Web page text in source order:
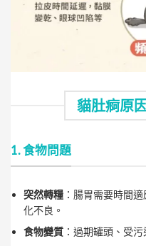
貓肚痾原
1. 食物問題
突然轉糧 ：腸胃需要時間
化不良。
食物變質 ：過期罐頭、受